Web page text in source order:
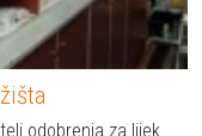
odobrenja za lijek